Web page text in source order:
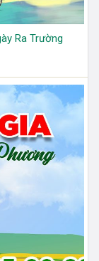
Ra Trường